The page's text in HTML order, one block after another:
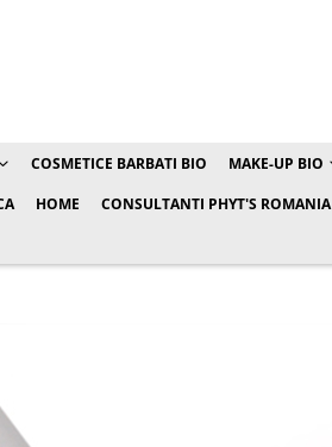
COSMETICE BARBATI BIO
MAKE-UP BIO
HOME CONSULTANTI PHYT'S ROMANIA